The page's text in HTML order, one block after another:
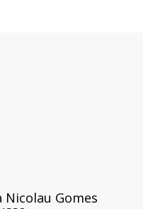
Nicolau Gomes